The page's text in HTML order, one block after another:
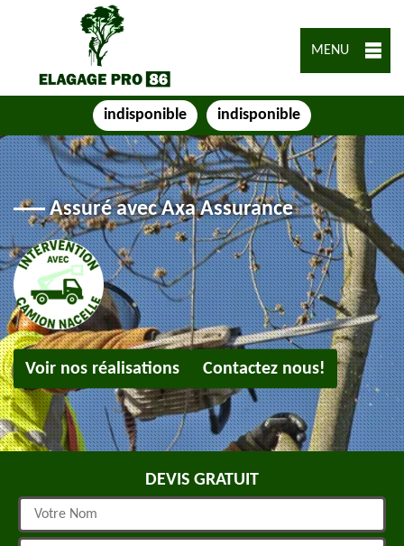
MENU
indisponible indisponible
Assuré avec Axa Assurance
Voir nos réalisations Contactez nous!
DEVIS GRATUIT